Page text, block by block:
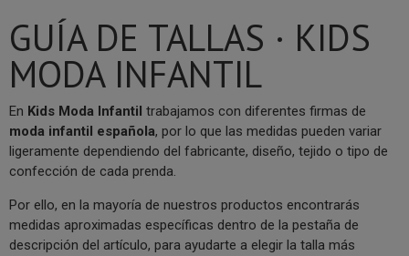
GUÍA DE TALLAS · KIDS
MODA INFANTIL
En Kids Moda Infantil trabajamos con diferentes firmas de
moda infantil española, por lo que las medidas pueden variar
ligeramente dependiendo del fabricante, diseño, tejido o tipo de
confección de cada prenda.
Por ello, en la mayoría de nuestros productos encontrarás
medidas aproximadas específicas dentro de la pestaña de
descripción del artículo, para ayudarte a elegir la talla más